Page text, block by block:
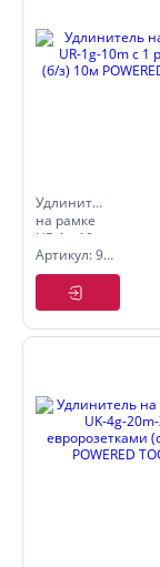
Удлинитель
на рамке
UR-1g-10m
с 1
розеткой
(б/з) 10м
POWERED
TOOLS
Артикул: 9535011